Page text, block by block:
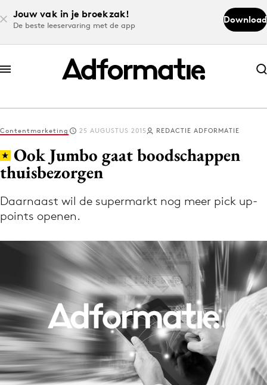
Jouw vak in je broekzak!
De beste leeservaring met de app
Download
Abonneer nu
Abonneer nu
Log in
Volg het laatste nieuws via de Adformatie
Menu
Home
9 sept: GenAI-training
12 nov: MarketingLive!
Contentmarketing 25 AUGUSTUS 2015 REDACTIE ADFORMATIE
Ook Jumbo gaat boodschappen
thuisbezorgen
Daarnaast wil de supermarkt nog meer pick up-
points openen.